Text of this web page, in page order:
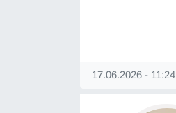
17.06.2026 - 11:24
POLİTİKA